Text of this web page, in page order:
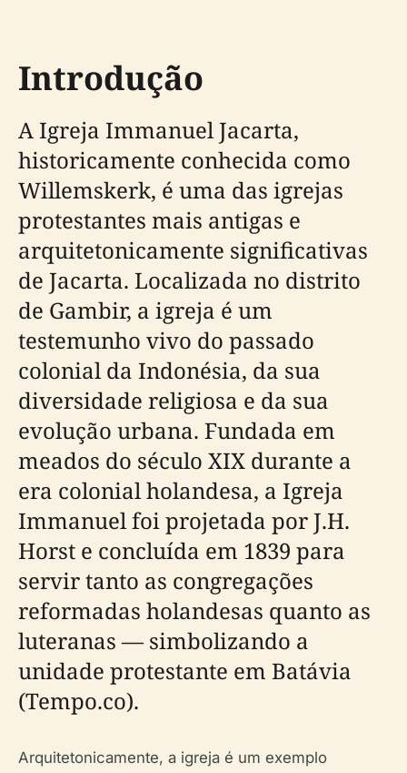
Introdução
A Igreja Immanuel Jacarta,
historicamente conhecida como
Willemskerk, é uma das igrejas
protestantes mais antigas e
arquitetonicamente significativas
de Jacarta. Localizada no distrito
de Gambir, a igreja é um
testemunho vivo do passado
colonial da Indonésia, da sua
diversidade religiosa e da sua
evolução urbana. Fundada em
meados do século XIX durante a
era colonial holandesa, a Igreja
Immanuel foi projetada por J.H.
Horst e concluída em 1839 para
servir tanto as congregações
reformadas holandesas quanto as
luteranas — simbolizando a
unidade protestante em Batávia
(Tempo.co).
Arquitetonicamente, a igreja é um exemplo